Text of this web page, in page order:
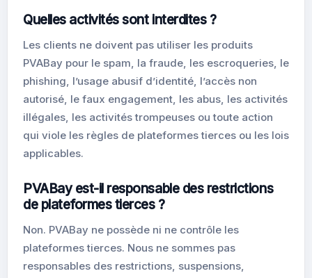
Quelles activités sont interdites ?
Les clients ne doivent pas utiliser les produits
PVABay pour le spam, la fraude, les escroqueries, le
phishing, l’usage abusif d’identité, l’accès non
autorisé, le faux engagement, les abus, les activités
illégales, les activités trompeuses ou toute action
qui viole les règles de plateformes tierces ou les lois
applicables.
PVABay est-il responsable des restrictions
de plateformes tierces ?
Non. PVABay ne possède ni ne contrôle les
plateformes tierces. Nous ne sommes pas
responsables des restrictions, suspensions,